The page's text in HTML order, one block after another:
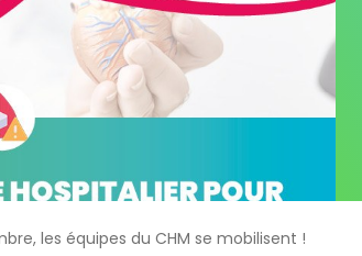
les équipes du CHM se mobilisent !